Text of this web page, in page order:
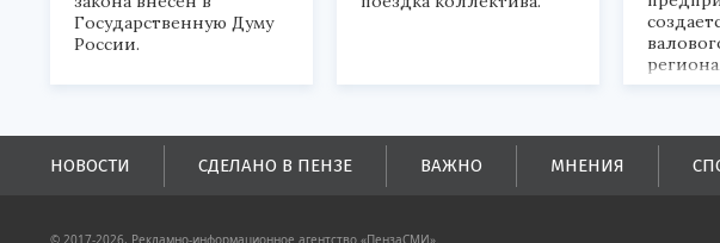
Государственную Думу
России.
НОВОСТИ СДЕЛАНО В ПЕНЗЕ ВАЖНО МНЕНИЯ
© 2017-2026, Рекламно-информационное агентство «ПензаСМИ».